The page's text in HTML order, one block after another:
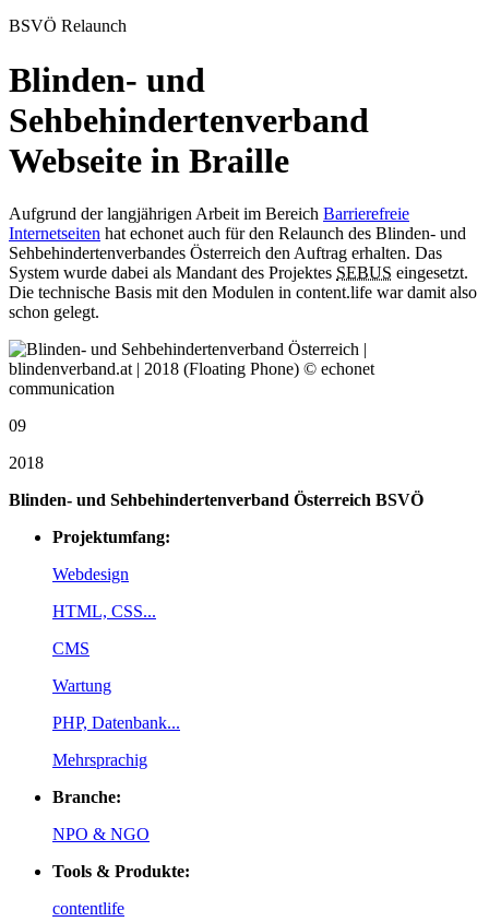
BSVÖ Relaunch
Blinden- und
Sehbehindertenverband
Webseite in Braille
Aufgrund der langjährigen Arbeit im Bereich Barrierefreie
Internetseiten hat echonet auch für den Relaunch des Blinden- und
Sehbehindertenverbandes Österreich den Auftrag erhalten. Das
System wurde dabei als Mandant des Projektes SEBUS eingesetzt.
Die technische Basis mit den Modulen in content.life war damit also
schon gelegt.
09
2018
Blinden- und Sehbehindertenverband Österreich BSVÖ
Projektumfang:
Webdesign
HTML, CSS...
CMS
Wartung
PHP, Datenbank...
Mehrsprachig
Branche:
NPO & NGO
Tools & Produkte:
contentlife